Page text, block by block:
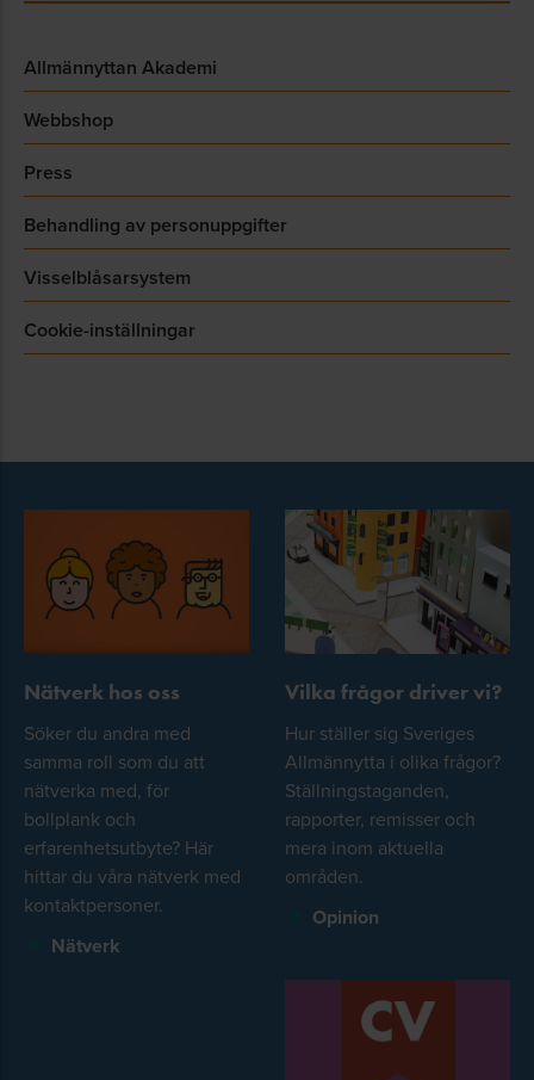
Allmännyttan Akademi
Webbshop
Press
Behandling av personuppgifter
Visselblåsarsystem
Cookie-inställningar
Nätverk hos oss
Söker du andra med
samma roll som du att
nätverka med, för
bollplank och
erfarenhetsutbyte? Här
hittar du våra nätverk med
kontaktpersoner.
Nätverk
Vilka frågor driver vi?
Hur ställer sig Sveriges
Allmännytta i olika frågor?
Ställningstaganden,
rapporter, remisser och
mera inom aktuella
områden.
Opinion